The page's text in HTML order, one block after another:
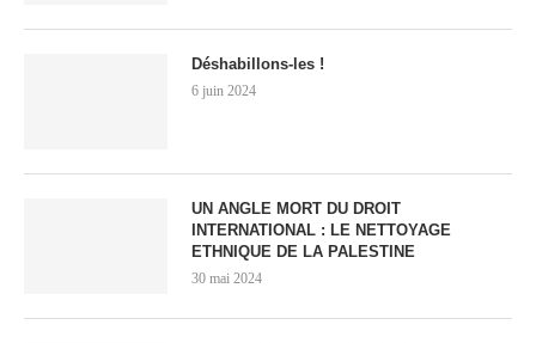
Déshabillons-les !
6 juin 2024
UN ANGLE MORT DU DROIT
INTERNATIONAL : LE NETTOYAGE
ETHNIQUE DE LA PALESTINE
30 mai 2024